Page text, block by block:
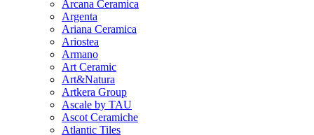
Arcana Ceramica
Argenta
Ariana Ceramica
Ariostea
Armano
Art Ceramic
Art&Natura
Artkera Group
Ascale by TAU
Ascot Ceramiche
Atlantic Tiles